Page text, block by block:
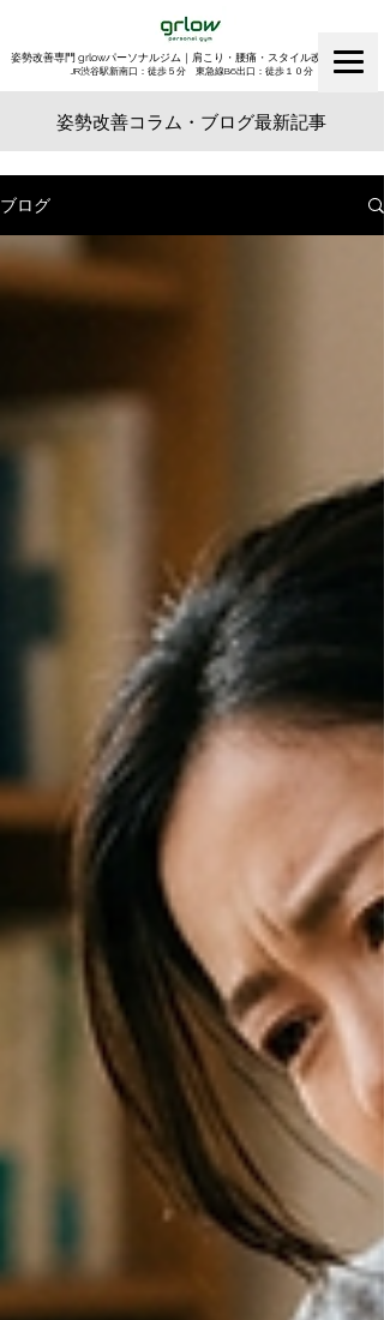
姿勢改善専門 grlowパーソナルジム｜肩こり・腰痛・スタイル改善｜渋谷
​JR渋谷駅新南口：徒歩５分 東急線B6出口：徒歩１０分
姿勢改善コラム・ブログ最新記事
ブログ